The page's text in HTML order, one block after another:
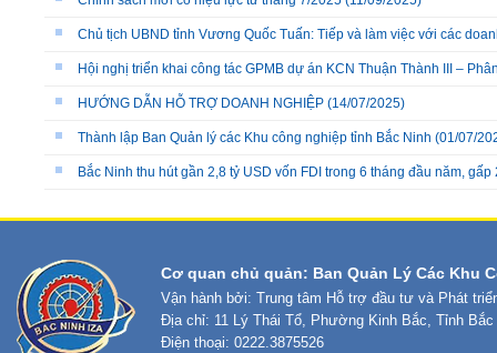
Chủ tịch UBND tỉnh Vương Quốc Tuấn: Tiếp và làm việc với các
Hội nghị triển khai công tác GPMB dự án KCN Thuận Thành III –
HƯỚNG DẪN HỖ TRỢ DOANH NGHIỆP (14/07/2025)
Thành lập Ban Quản lý các Khu công nghiệp tỉnh Bắc Ninh (01/07/
Bắc Ninh thu hút gần 2,8 tỷ USD vốn FDI trong 6 tháng đầu năm,
Cơ quan chủ quản: Ban Quản Lý Các Khu
Vận hành bởi: Trung tâm Hỗ trợ đầu tư và Phát
Địa chỉ: 11 Lý Thái Tổ, Phường Kinh Bắc, Tỉnh Bắc
Điện thoại: 0222.3875526